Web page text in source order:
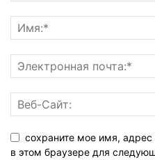
сохраните мое имя, адрес
в этом браузере для